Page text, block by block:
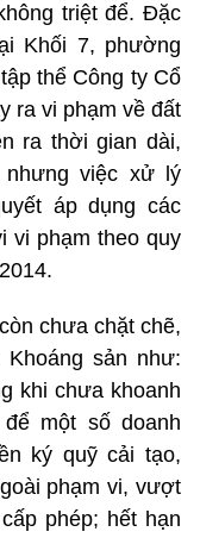
triệt để. Đặc
Khối 7, phường
thể Công ty Cổ
ra vi phạm về đất
ra thời gian dài,
việc xử lý
áp dụng các
vi phạm theo quy
chưa chặt chẽ,
sản như:
khi chưa khoanh
một số doanh
ký quỹ cải tạo,
phạm vi, vượt
phép; hết hạn